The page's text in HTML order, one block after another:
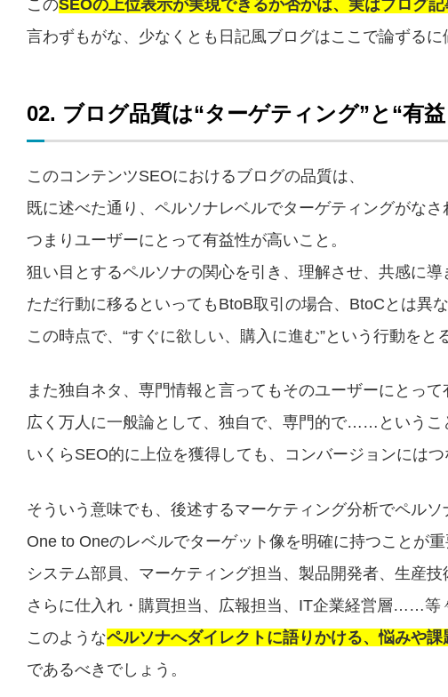
このSEOの上位表示が実現できるか否かは、実はブログ
言わずもがな、少なくとも日記風ブログはここで論ずるに
02. ブログ品質は“ターゲティング”と“有
このコンテンツSEOにおけるブログの品質は、
既に述べた通り、ペルソナレベルでターゲティングがな
つまりユーザーにとって有益性が高いこと。
狙い目とするペルソナの関心を引き、理解させ、共感に導
ただ行動に移るといってもBtoB取引の場合、BtoCとは異な
この時点で、“すぐに欲しい、購入に進む”という行動をと
また独自ネタ、専門情報と言ってもそのユーザーにとって
広く万人に一般論として、独自で、専門的で……というこ
いくらSEO的に上位を獲得しても、コンバージョンにはつ
そういう意味でも、後述するマーケティング分析でペルソ
One to Oneのレベルでターゲット像を明確に持つことが重
システム部員、マーケティング担当、製品開発者、生産技
さらに仕入れ・購買担当、広報担当、IT企業経営層……等
このようなペルソナへダイレクトに語りかける、悩みや
であるべきでしょう。